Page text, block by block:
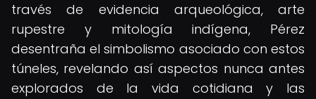
través de evidencia arqueológica, arte
rupestre y mitología indígena, Pérez
desentraña el simbolismo asociado con estos
túneles, revelando así aspectos nunca antes
explorados de la vida cotidiana y las